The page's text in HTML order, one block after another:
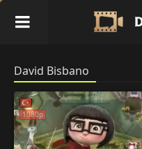
David Bisbano
1080p